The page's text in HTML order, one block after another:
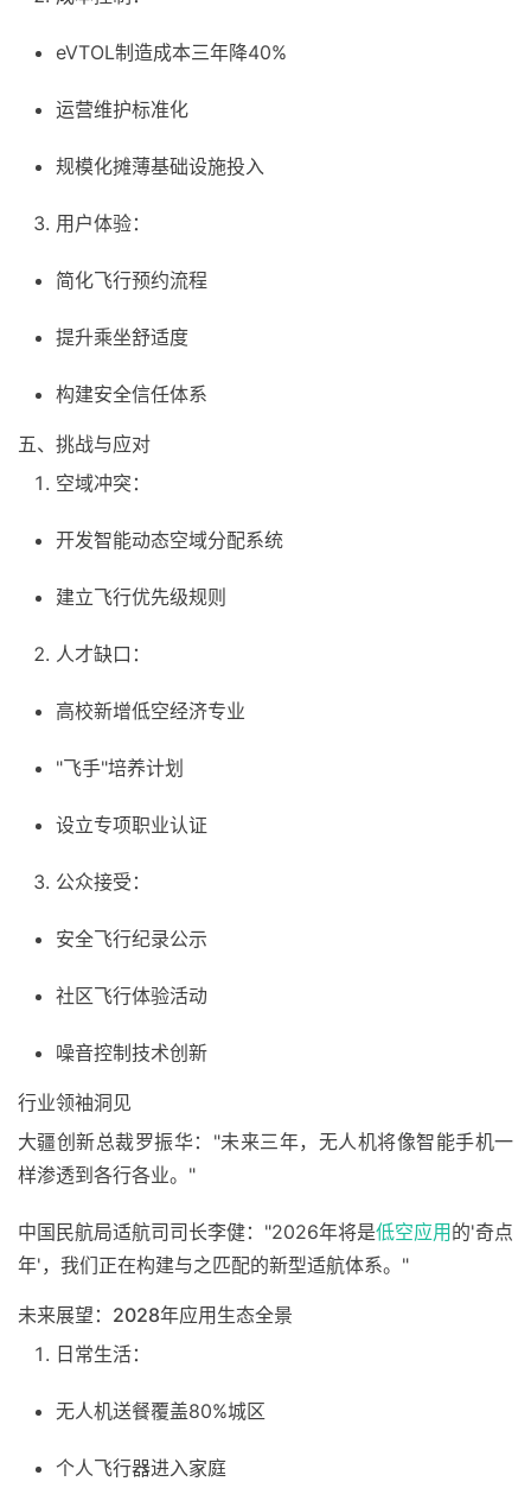
eVTOL制造成本三年降40%
运营维护标准化
规模化摊薄基础设施投入
用户体验：
简化飞行预约流程
提升乘坐舒适度
构建安全信任体系
五、挑战与应对
空域冲突：
开发智能动态空域分配系统
建立飞行优先级规则
人才缺口：
高校新增低空经济专业
"飞手"培养计划
设立专项职业认证
公众接受：
安全飞行纪录公示
社区飞行体验活动
噪音控制技术创新
行业领袖洞见
大疆创新总裁罗振华："未来三年，无人机将像智能手机一
样渗透到各行各业。"
中国民航局适航司司长李健："2026年将是低空应用 的'奇点
年'，我们正在构建与之匹配的新型适航体系。"
未来展望：2028年应用生态全景
日常生活：
无人机送餐覆盖80%城区
个人飞行器进入家庭